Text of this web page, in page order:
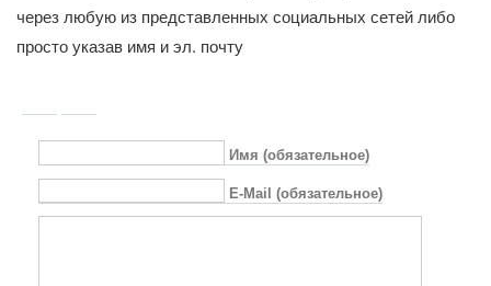
через любую из представленных социальных сетей либо
просто указав имя и эл. почту
Имя (обязательное)
E-Mail (обязательное)